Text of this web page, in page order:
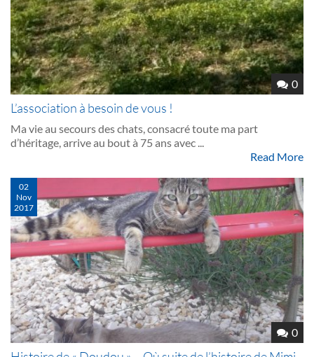
0
L’association à besoin de vous !
Ma vie au secours des chats, consacré toute ma part
d’héritage, arrive au bout à 75 ans avec ...
Read More
02
Nov
2017
0